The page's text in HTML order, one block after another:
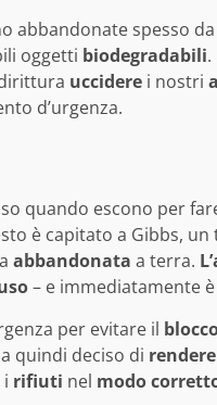
abbandonate spesso
oggetti biodegradabili
uccidere i nostri
d’urgenza.
quando escono per
è capitato a Gibbs,
abbandonata a terra.
– e immediatamente
per evitare il
quindi deciso di rendere
i rifiuti nel modo